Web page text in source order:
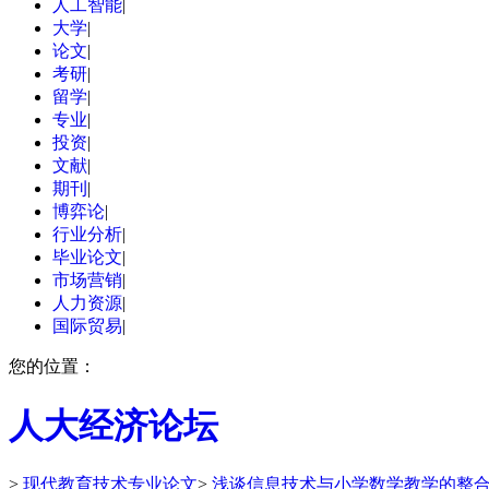
人工智能|
大学|
论文|
考研|
留学|
专业|
投资|
文献|
期刊 |
博弈论|
行业分析|
毕业论文|
市场营销|
人力资源|
国际贸易|
您的位置：
人大经济论坛
> 现代教育技术专业论文> 浅谈信息技术与小学数学教学的整